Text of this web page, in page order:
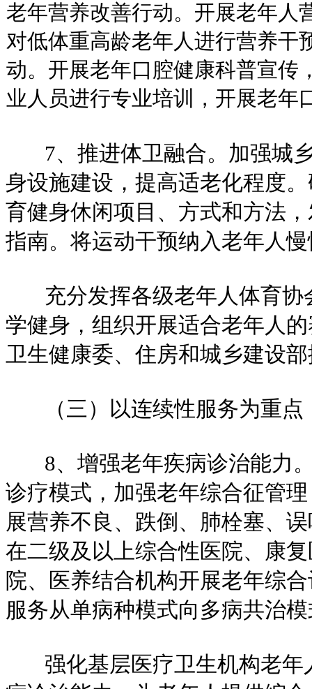
老年营养改善行动。开展老年人
对低体重高龄老年人进行营养干
动。开展老年口腔健康科普宣传
业人员进行专业培训，开展老年
7、推进体卫融合。加强城
身设施建设，提高适老化程度
育健身休闲项目、方式和方法
指南。将运动干预纳入老年人
充分发挥各级老年人体育协
学健身，组织开展适合老年人
卫生健康委、住房和城乡建设
（三）以连续性服务为重点
8、增强老年疾病诊治能力
诊疗模式，加强老年综合征管
展营养不良、跌倒、肺栓塞、
在二级及以上综合性医院、康
院、医养结合机构开展老年综
服务从单病种模式向多病共治
强化基层医疗卫生机构老年